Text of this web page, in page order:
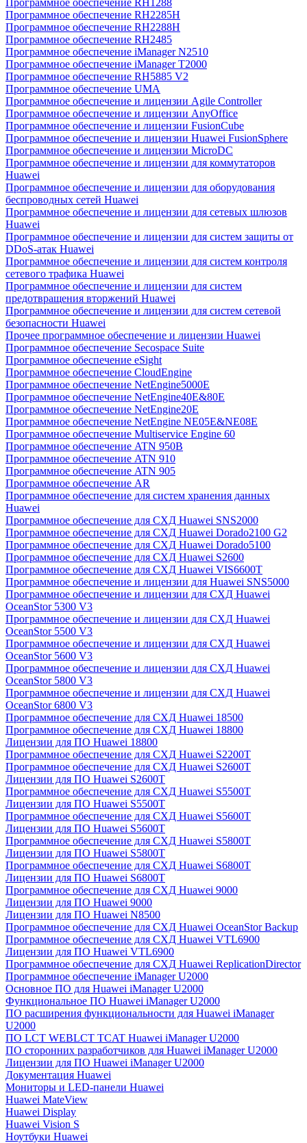
Программное обеспечение RH1288
Программное обеспечение RH2285H
Программное обеспечение RH2288H
Программное обеспечение RH2485
Программное обеспечение iManager N2510
Программное обеспечение iManager T2000
Программное обеспечение RH5885 V2
Программное обеспечение UMA
Программное обеспечение и лицензии Agile Controller
Программное обеспечение и лицензии AnyOffice
Программное обеспечение и лицензии FusionCube
Программное обеспечение и лицензии Huawei FusionSphere
Программное обеспечение и лицензии MicroDC
Программное обеспечение и лицензии для коммутаторов
Huawei
Программное обеспечение и лицензии для оборудования
беспроводных сетей Huawei
Программное обеспечение и лицензии для сетевых шлюзов
Huawei
Программное обеспечение и лицензии для систем защиты от
DDoS-атак Huawei
Программное обеспечение и лицензии для систем контроля
сетевого трафика Huawei
Программное обеспечение и лицензии для систем
предотвращения вторжений Huawei
Программное обеспечение и лицензии для систем сетевой
безопасности Huawei
Прочее программное обеспечение и лицензии Huawei
Программное обеспечение Secospace Suite
Программное обеспечение eSight
Программное обеспечение CloudEngine
Программное обеспечение NetEngine5000E
Программное обеспечение NetEngine40E&80E
Программное обеспечение NetEngine20E
Программное обеспечение NetEngine NE05E&NE08E
Программное обеспечение Multiservice Engine 60
Программное обеспечение ATN 950B
Программное обеспечение ATN 910
Программное обеспечение ATN 905
Программное обеспечение AR
Программное обеспечение для систем хранения данных
Huawei
Программное обеспечение для СХД Huawei SNS2000
Программное обеспечение для СХД Huawei Dorado2100 G2
Программное обеспечение для СХД Huawei Dorado5100
Программное обеспечение для СХД Huawei S2600
Программное обеспечение для СХД Huawei VIS6600T
Программное обеспечение и лицензии для Huawei SNS5000
Программное обеспечение и лицензии для СХД Huawei
OceanStor 5300 V3
Программное обеспечение и лицензии для СХД Huawei
OceanStor 5500 V3
Программное обеспечение и лицензии для СХД Huawei
OceanStor 5600 V3
Программное обеспечение и лицензии для СХД Huawei
OceanStor 5800 V3
Программное обеспечение и лицензии для СХД Huawei
OceanStor 6800 V3
Программное обеспечение для СХД Huawei 18500
Программное обеспечение для СХД Huawei 18800
Лицензии для ПО Huawei 18800
Программное обеспечение для СХД Huawei S2200T
Программное обеспечение для СХД Huawei S2600T
Лицензии для ПО Huawei S2600T
Программное обеспечение для СХД Huawei S5500T
Лицензии для ПО Huawei S5500T
Программное обеспечение для СХД Huawei S5600T
Лицензии для ПО Huawei S5600T
Программное обеспечение для СХД Huawei S5800T
Лицензии для ПО Huawei S5800T
Программное обеспечение для СХД Huawei S6800T
Лицензии для ПО Huawei S6800T
Программное обеспечение для СХД Huawei 9000
Лицензии для ПО Huawei 9000
Лицензии для ПО Huawei N8500
Программное обеспечение для СХД Huawei OceanStor Backup
Программное обеспечение для СХД Huawei VTL6900
Лицензии для ПО Huawei VTL6900
Программное обеспечение для СХД Huawei ReplicationDirector
Программное обеспечение iManager U2000
Основное ПО для Huawei iManager U2000
Функциональное ПО Huawei iManager U2000
ПО расширения функциональности для Huawei iManager
U2000
ПО LCT WEBLCT TCAT Huawei iManager U2000
ПО сторонних разработчиков для Huawei iManager U2000
Лицензии для ПО Huawei iManager U2000
Документация Huawei
Мониторы и LED-панели Huawei
Huawei MateView
Huawei Display
Huawei Vision S
Ноутбуки Huawei